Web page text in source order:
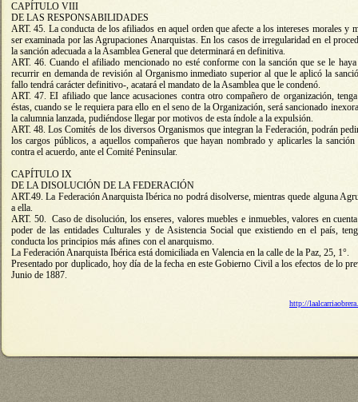
CAPÍTULO VIII
DE LAS RESPONSABILIDADES
ART. 45. La conducta de los afiliados en aquel orden que afecte a los intereses morales y
ser examinada por las Agrupaciones Anarquistas. En los casos de irregularidad en el
la sanción adecuada a la Asamblea General que determinará en definitiva.
ART. 46. Cuando el afiliado mencionado no esté conforme con la sanción que se le
recurrir en demanda de revisión al Organismo inmediato superior al que le aplicó la
fallo tendrá carácter definitivo-, acatará el mandato de la Asamblea que le condenó.
ART. 47. EI afiliado que lance acusaciones contra otro compañero de organización,
éstas, cuando se le requiera para ello en el seno de la Organización, será sancionado
la calumnia lanzada, pudiéndose llegar por motivos de esta índole a la expulsión.
ART. 48. Los Comités de los diversos Organismos que integran la Federación, podrán
los cargos públicos, a aquellos compañeros que hayan nombrado y aplicarles la
contra el acuerdo, ante el Comité Peninsular.
CAPÍTULO IX
DE LA DISOLUCIÓN DE LA FEDERACIÓN
ART.49. La Federación Anarquista Ibérica no podrá disolverse, mientras quede alguna
a ella.
ART. 50. Caso de disolución, los enseres, valores muebles e inmuebles, valores en
poder de las entidades Culturales y de Asistencia Social que existiendo en el país,
conducta los principios más afines con el anarquismo.
La Federación Anarquista Ibérica está domiciliada en Valencia en la calle de la Paz, 25, 1°.
Presentado por duplicado, hoy día de la fecha en este Gobierno Civil a los efectos de lo
Junio de 1887.
http://